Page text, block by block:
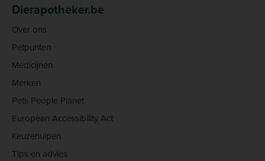
Dierapotheker.be
Over ons
Petpunten
Medicijnen
Merken
Pets People Planet
European Accessibility Act
Keuzehulpen
Tips en advies